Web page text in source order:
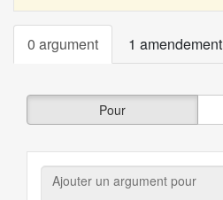
0 argument 1 amendement
Pour
Ajouter